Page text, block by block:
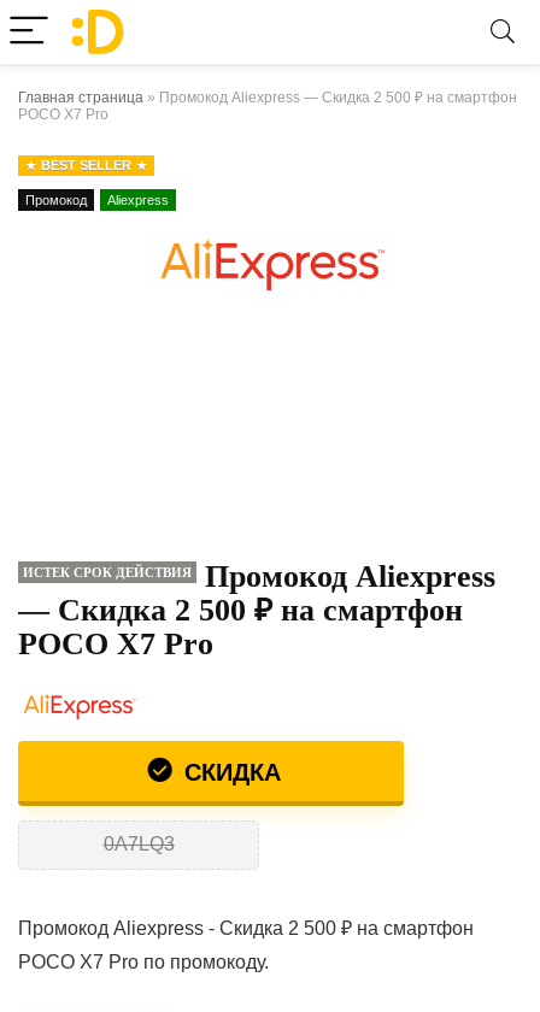
Главная страница » Промокод Aliexpress — Скидка 2 500 ₽ на смартфон
POCO X7 Pro
BEST SELLER
Промокод Aliexpress
ИСТЕК СРОК ДЕЙСТВИЯ
Промокод Aliexpress
— Скидка 2 500 ₽ на смартфон
POCO X7 Pro
СКИДКА
0A7LQ3
Промокод Aliexpress - Скидка 2 500 ₽ на смартфон
POCO X7 Pro по промокоду.